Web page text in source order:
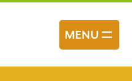
MENU